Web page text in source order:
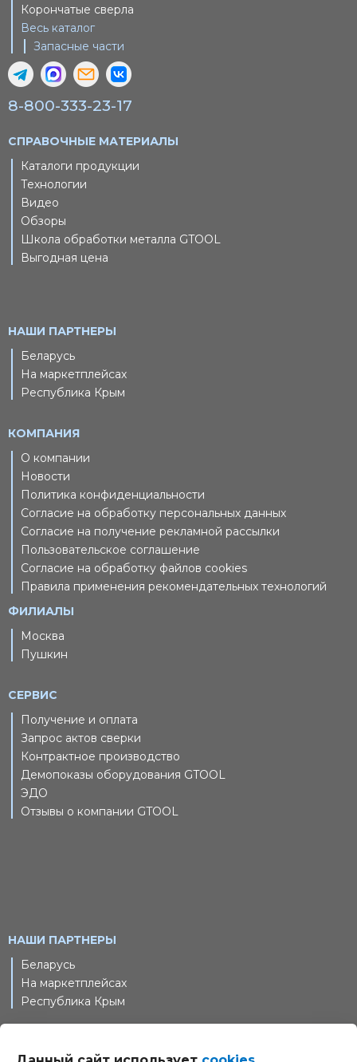
Корончатые сверла
Весь каталог
Запасные части
8-800-333-23-17
СПРАВОЧНЫЕ МАТЕРИАЛЫ
Каталоги продукции
Технологии
Видео
Обзоры
Школа обработки металла GTOOL
Выгодная цена
НАШИ ПАРТНЕРЫ
Беларусь
На маркетплейсах
Республика Крым
КОМПАНИЯ
О компании
Новости
Политика конфиденциальности
Согласие на обработку персональных данных
Согласие на получение рекламной рассылки
Пользовательское соглашение
Согласие на обработку файлов cookies
Правила применения рекомендательных технологий
ФИЛИАЛЫ
Москва
Пушкин
СЕРВИС
Получение и оплата
Запрос актов сверки
Контрактное производство
Демопоказы оборудования GTOOL
ЭДО
Отзывы о компании GTOOL
НАШИ ПАРТНЕРЫ
Беларусь
На маркетплейсах
Республика Крым